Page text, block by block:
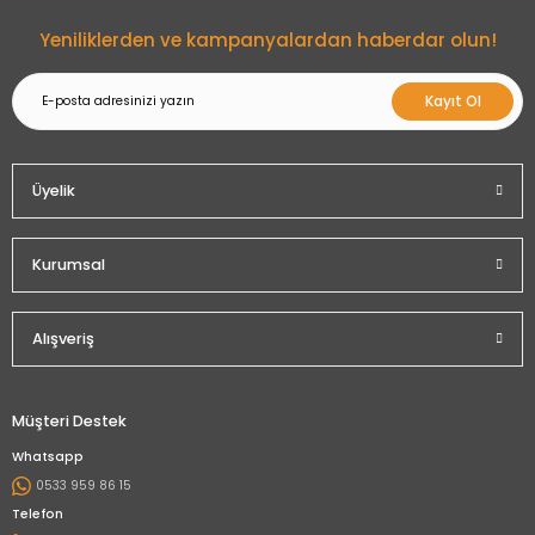
Yeniliklerden ve kampanyalardan haberdar olun!
Kayıt Ol
Üyelik
Kurumsal
Alışveriş
Müşteri Destek
Whatsapp
0533 959 86 15
Telefon